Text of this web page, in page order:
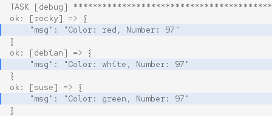
TASK [debug]
ok: [rocky] => {
    "msg": "Color: red, Number: 97"
}
ok: [debian] => {
    "msg": "Color: white, Number: 97"
}
ok: [suse] => {
    "msg": "Color: green, Number: 97"
}